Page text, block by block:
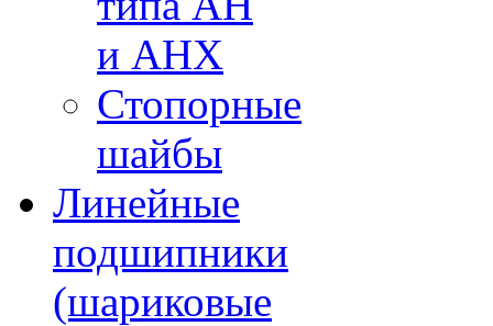
и AHX
Стопорные
шайбы
Линейные
подшипники
(шариковые